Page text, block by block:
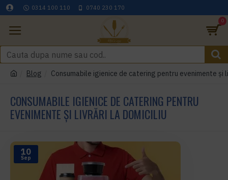
0314 100 110 0740 230 170
0
Blog Consumabile igienice de catering pentru evenimente și
CONSUMABILE IGIENICE DE CATERING PENTRU
EVENIMENTE ȘI LIVRĂRI LA DOMICILIU
10
Sep